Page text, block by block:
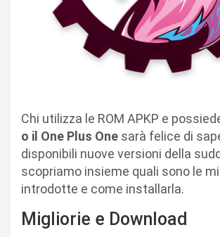
Chi utilizza le ROM APKP e
o il One Plus One sarà felice di
disponibili nuove versioni della
scopriamo insieme quali sono le
introdotte e come installarla.
Migliorie e Download